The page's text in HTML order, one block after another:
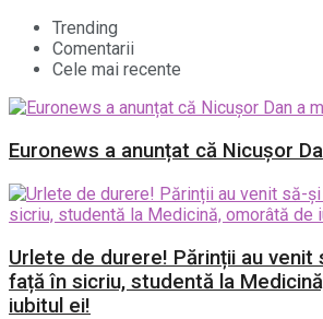
Trending
Comentarii
Cele mai recente
Euronews a anunțat că Nicușor
Urlete de durere! Părinții au venit
față în sicriu, studentă la
iubitul ei!